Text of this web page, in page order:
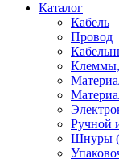
Каталог
Кабель
Провод
Клеммы,
Ручной
Шнуры